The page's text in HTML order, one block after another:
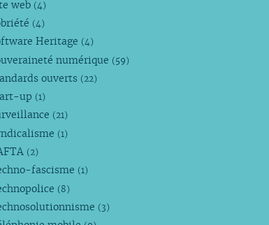
web (4)
(4)
Heritage (4)
numérique (59)
ouverts (22)
up (1)
(21)
(1)
(2)
fascisme (1)
(8)
(3)